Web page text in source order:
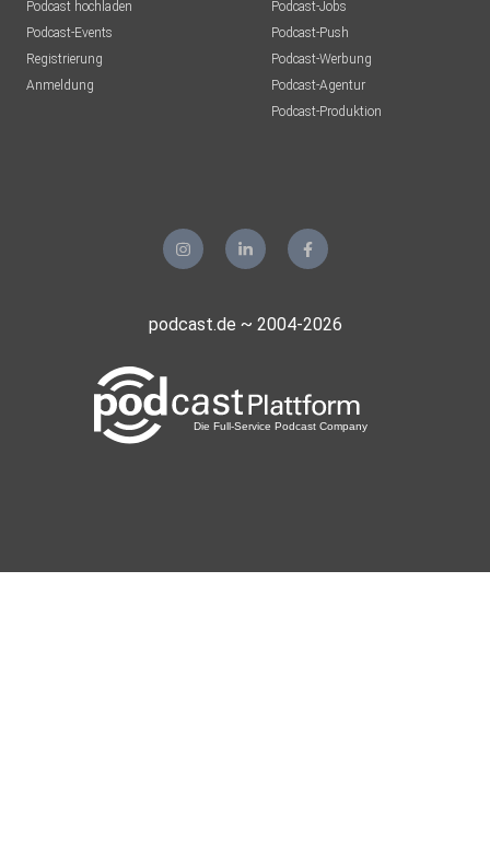
Podcast hochladen
Podcast-Events
Registrierung
Anmeldung
Podcast-Jobs
Podcast-Push
Podcast-Werbung
Podcast-Agentur
Podcast-Produktion
podcast.de ~ 2004-2026